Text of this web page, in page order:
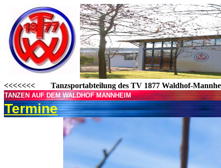
<<<<<<< Tanzsportabteilung des TV 1877 Waldhof-
TANZEN AUF DEM WALDHOF MANNHEIM
Termine